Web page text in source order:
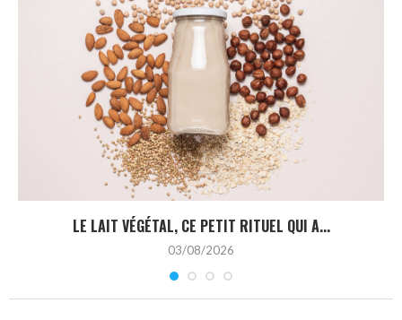
LE LAIT VÉGÉTAL, CE PETIT RITUEL QUI A...
03/08/2026